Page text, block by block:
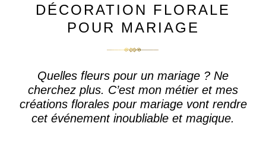
DÉCORATION FLORALE
POUR MARIAGE
Quelles fleurs pour un mariage ? Ne
cherchez plus. C’est mon métier et mes
créations florales pour mariage vont rendre
cet événement inoubliable et magique.